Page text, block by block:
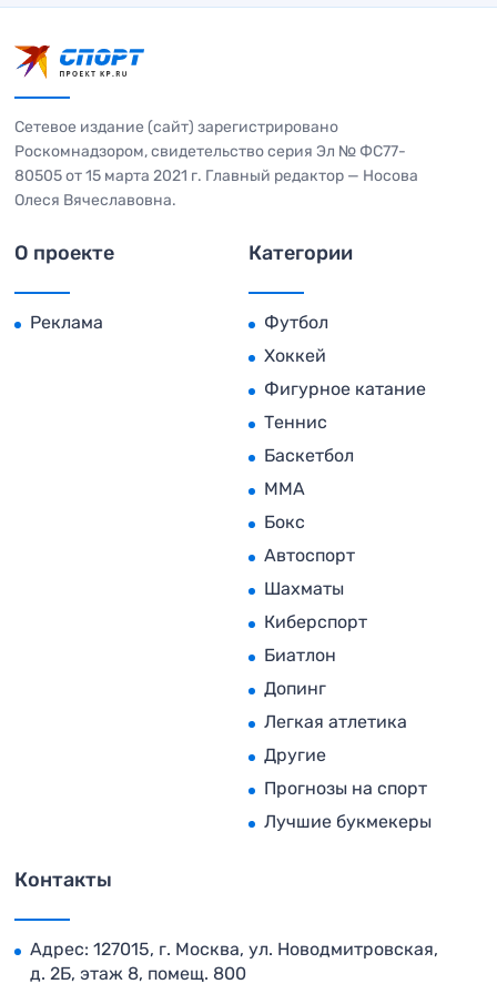
Сетевое издание (сайт) зарегистрировано
Роскомнадзором, свидетельство серия Эл № ФС77-
80505 от 15 марта 2021 г. Главный редактор — Носова
Олеся Вячеславовна.
О проекте
Реклама
Категории
Футбол
Хоккей
Фигурное катание
Теннис
Баскетбол
MMA
Бокс
Автоспорт
Шахматы
Киберспорт
Биатлон
Допинг
Легкая атлетика
Другие
Прогнозы на спорт
Лучшие букмекеры
Контакты
Адрес: 127015, г. Москва, ул. Новодмитровская,
д. 2Б, этаж 8, помещ. 800